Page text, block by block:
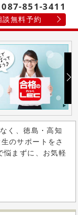
087-851-3411
談無料予約
く、徳島・高知
のサポートをさ
悩まずに、お気軽